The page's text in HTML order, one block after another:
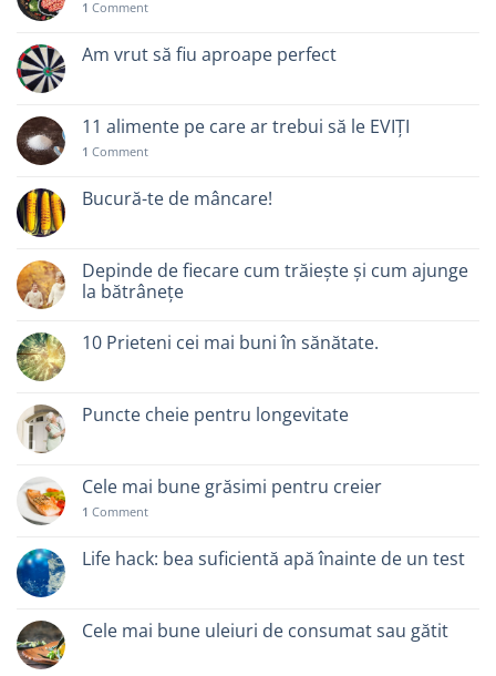
1 Comment
Am vrut să fiu aproape perfect
11 alimente pe care ar trebui să le EVIȚI
1 Comment
Bucură-te de mâncare!
Depinde de fiecare cum trăiește și cum ajunge
la bătrânețe
10 Prieteni cei mai buni în sănătate.
Puncte cheie pentru longevitate
Cele mai bune grăsimi pentru creier
1 Comment
Life hack: bea suficientă apă înainte de un test
Cele mai bune uleiuri de consumat sau gătit